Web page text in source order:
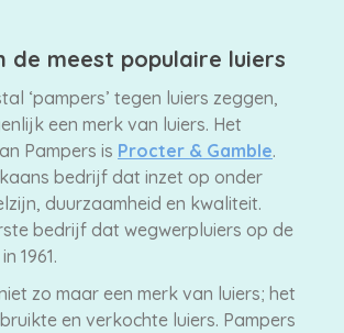
de meest populaire luiers
‘pampers’ tegen luiers zeggen,
een merk van luiers. Het
Pampers is Procter & Gamble.
bedrijf dat inzet op onder
duurzaamheid en kwaliteit.
bedrijf dat wegwerpluiers op de
1961.
zo maar een merk van luiers; het
en verkochte luiers. Pampers